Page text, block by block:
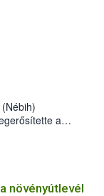
a
jelenlétét
növényútlevél